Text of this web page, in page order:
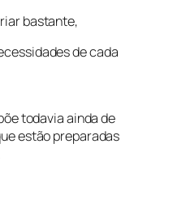
bastante,
de cada
todavia ainda de
estão preparadas